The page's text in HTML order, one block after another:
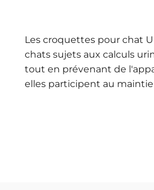
Les croquettes pour chat
chats sujets aux calculs
tout en prévenant de
elles participent au